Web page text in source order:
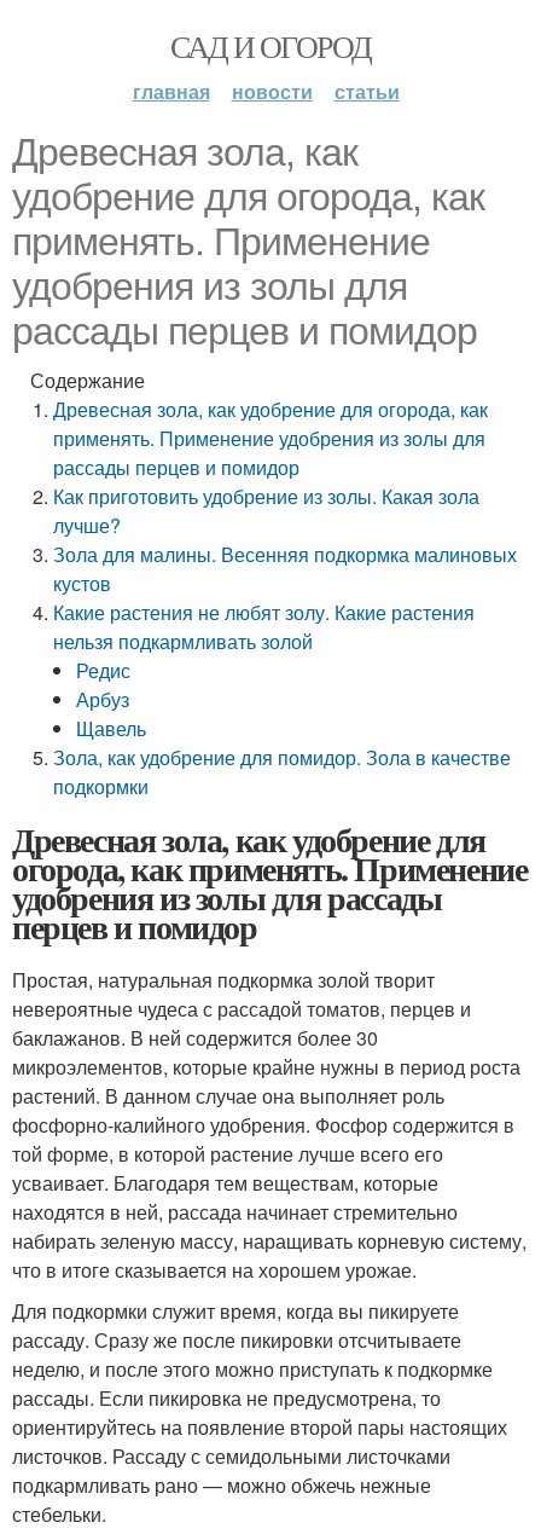
САД И ОГОРОД
главная новости статьи
Древесная зола, как
удобрение для огорода, как
применять. Применение
удобрения из золы для
рассады перцев и помидор
Содержание
Древесная зола, как удобрение для огорода, как
применять. Применение удобрения из золы для
рассады перцев и помидор
Как приготовить удобрение из золы. Какая зола
лучше?
Зола для малины. Весенняя подкормка малиновых
кустов
Какие растения не любят золу. Какие растения
нельзя подкармливать золой
Редис
Арбуз
Щавель
Зола, как удобрение для помидор. Зола в качестве
подкормки
Древесная зола, как удобрение для
огорода, как применять. Применение
удобрения из золы для рассады
перцев и помидор
Простая, натуральная подкормка золой творит
невероятные чудеса с рассадой томатов, перцев и
баклажанов. В ней содержится более 30
микроэлементов, которые крайне нужны в период роста
растений. В данном случае она выполняет роль
фосфорно-калийного удобрения. Фосфор содержится в
той форме, в которой растение лучше всего его
усваивает. Благодаря тем веществам, которые
находятся в ней, рассада начинает стремительно
набирать зеленую массу, наращивать корневую систему,
что в итоге сказывается на хорошем урожае.
Для подкормки служит время, когда вы пикируете
рассаду. Сразу же после пикировки отсчитываете
неделю, и после этого можно приступать к подкормке
рассады. Если пикировка не предусмотрена, то
ориентируйтесь на появление второй пары настоящих
листочков. Рассаду с семидольными листочками
подкармливать рано — можно обжечь нежные
стебельки.